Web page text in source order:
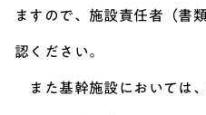
ますので、施設責任者（書
認ください。
また基幹施設においては